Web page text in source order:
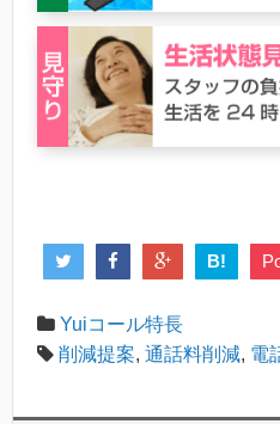
B!
Yuiコール特長
削減提案, 通話料削減, 電